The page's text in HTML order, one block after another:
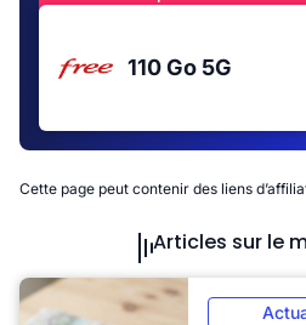
110 Go 5G
Cette page peut contenir des liens
Articles sur le